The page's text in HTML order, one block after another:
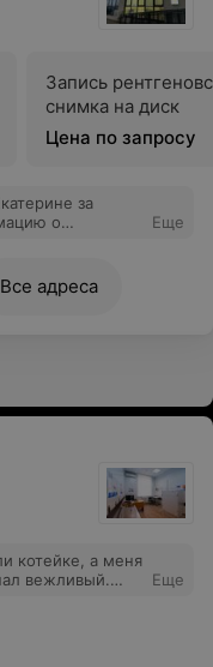
Запись
снимка на диск
Цена по запросу
за
о
Хорошо
на свое
этим
клиентов. Он
Еще
Все адреса
котейке, а меня
вежливый.
Еще